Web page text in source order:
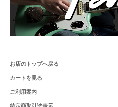
お店のトップへ戻る
カートを見る
ご利用案内
特定商取引法表示